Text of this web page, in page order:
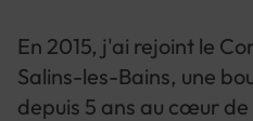
En 2015, j'ai rejoint le
Salins-les-Bains, une
depuis 5 ans au cœur